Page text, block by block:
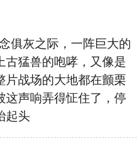
灰之际，一阵巨大的
古猛兽的咆哮，又像是
片战场的大地都在颤栗
这声响弄得怔住了，停
起头